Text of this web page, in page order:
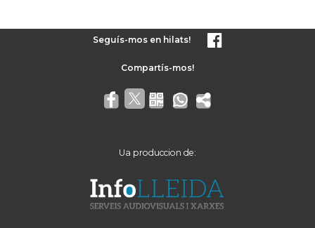
Seguís-mos en hilats!
Ua produccion de: